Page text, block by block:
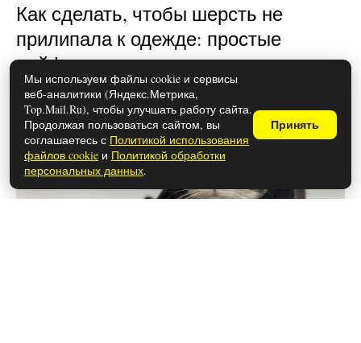
Как сделать, чтобы шерсть не
прилипала к одежде: простые
лайфхаки
Мы используем файлы cookie и сервисы
веб-аналитики (Яндекс.Метрика,
Top.Mail.Ru), чтобы улучшать работу сайта.
Продолжая пользоваться сайтом, вы
соглашаетесь с Политикой использования
файлов cookie и Политикой обработки
персональных данных.
Принять